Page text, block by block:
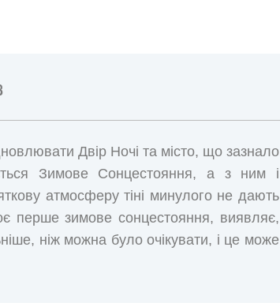
Двір Ночі та місто, що зазнало
Зимове Сонцестояння, а з ним і
атмосферу тіні минулого не дають
перше зимове сонцестояння, виявляє,
ніж можна було очікувати, і це може